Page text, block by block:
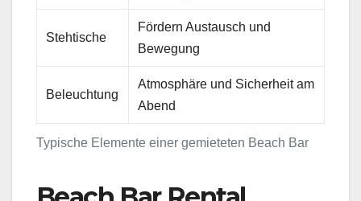
Typische Elemente einer gemieteten Beach Bar
Stehtische
Fördern Austausch und
Bewegung
Beleuchtung
Atmosphäre und Sicherheit am
Abend